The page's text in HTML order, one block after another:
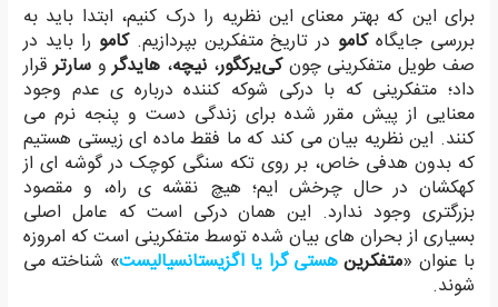
برای این که بهتر معنای این نظریه را درک کنیم، ابتدا باید به
بررسی جایگاهکامو در تاریخ متفکرین بپردازیم.کامو را باید در
صف طویل متفکرینی چونکی‌یرکگور، نیچه، هایدگروسارترقرار
داد؛ متفکرینی که با درکی شوکه کننده درباره ی عدم وجود
معنایی از پیش مقرر شده برای زندگی دست و پنجه نرم می
کنند. این نظریه بیان می کند که ما فقط ماده ای زیستی هستیم
که بدون هدفی خاص، بر روی تکه سنگی کوچک در گوشه ای از
کهکشان در حال چرخش ایم؛ هیچ نقشه ی راه، و مقصود
بزرگتری وجود ندارد. این همان درکی است که عامل اصلی
بسیاری از بحران های بیان شده توسط متفکرینی است که امروزه
با عنوان «متفکرینهستی گرا یا اگزیستانسیالیست» شناخته می
شوند.